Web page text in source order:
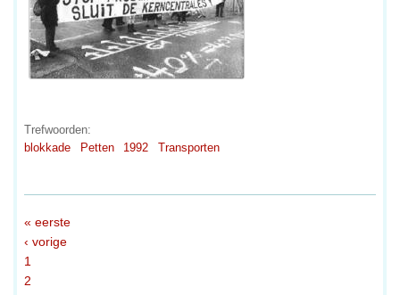
Trefwoorden:
blokkade
Petten 1992 Transporten
« eerste
‹ vorige
1
2